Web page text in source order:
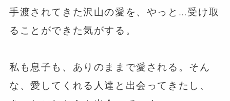
手渡されてきた沢山の愛を、やっと…受け取
ることができた気がする。
私も息子も、ありのままで愛される。そん
な、愛してくれる人達と出会ってきたし、